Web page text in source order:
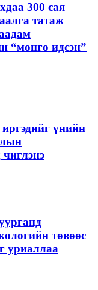
300 сая
татаж
“мөнгө идсэн”
үнийн
төвөөс
уриаллаа